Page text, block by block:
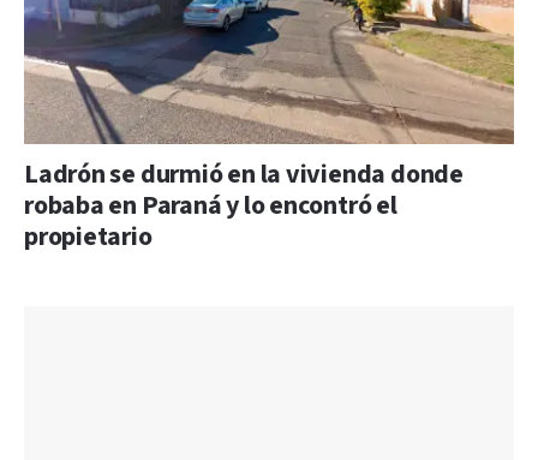
Ladrón se durmió en la vivienda donde
robaba en Paraná y lo encontró el
propietario